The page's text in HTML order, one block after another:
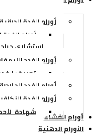
أورام الغدة الدرقية
أورام الغدة
استشاري جراحة
أورام الغدد الليمفاوية
تعريف الغدد
أورام الغدد الجاردرقية
أورام الغدة النكافية
شهادة لأحد مرضاناأورام الغشاء البريتوني
الأورام الدهنية